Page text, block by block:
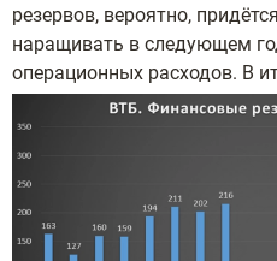
резервов, вероятно,
наращивать в следующем
операционных расходов. В